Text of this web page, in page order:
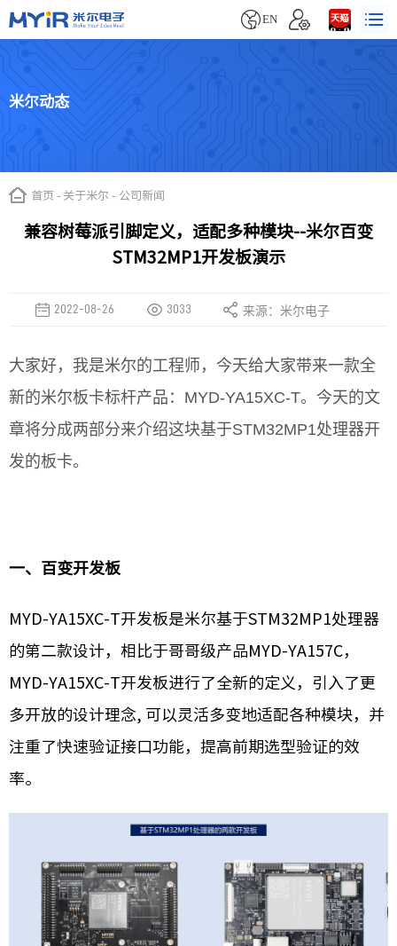

EN 
米尔动态
首页 - 关于米尔 - 公司新闻
兼容树莓派引脚定义，适配多种模块--米尔百变
STM32MP1开发板演示
2022-08-26 3033 来源：米尔电子
大家好，我是米尔的工程师，今天给大家带来一款全
新的米尔板卡标杆产品：MYD-YA15XC-T。今天的文
章将分成两部分来介绍这块基于STM32MP1处理器开
发的板卡。
一、百变开发板
MYD-YA15XC-T开发板是米尔基于STM32MP1处理器
的第二款设计，相比于哥哥级产品MYD-YA157C，
MYD-YA15XC-T开发板进行了全新的定义，引入了更
多开放的设计理念, 可以灵活多变地适配各种模块，并
注重了快速验证接口功能，提高前期选型验证的效
率。